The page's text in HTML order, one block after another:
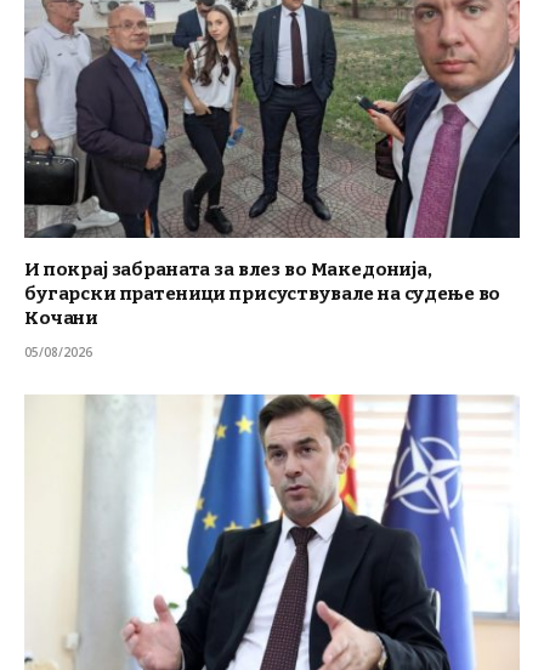
И покрај забраната за влез во Македонија,
бугарски пратеници присуствувале на судење во
Кочани
05/08/2026